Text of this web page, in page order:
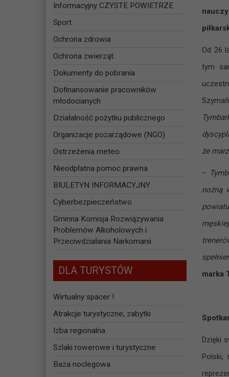
Informacyjny CZYSTE POWIETRZE
Sport
Ochrona zdrowia
Ochrona zwierząt
Dokumenty do pobrania
Dofinansowanie pracowników
młodocianych
Działalność pożytku publicznego
Organizacje pozarządowe (NGO)
Ostrzeżenia meteo
Nieodpłatna pomoc prawna
BIULETYN INFORMACYJNY
Cyberbezpieczeństwo
Gminna Komisja Rozwiązywania
Problemów Alkoholowych i
Przeciwdziałania Narkomanii
DLA TURYSTÓW
Wirtualny spacer !
Atrakcje turystyczne, zabytki
Izba regionalna
Szlaki rowerowe i turystyczne
Baza noclegowa
Od 26
tym
że
–
nożną
marka
Dzięki
Polski,